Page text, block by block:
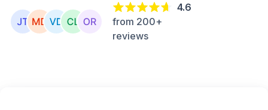
4.6
from 200+
reviews